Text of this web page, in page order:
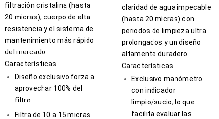
filtración cristalina (hasta
20 micras), cuerpo de alta
resistencia y el sistema de
mantenimiento más rápido
del mercado.
Características
Diseño exclusivo forza a
aprovechar 100% del
filtro.
Filtra de 10 a 15 micras.
claridad de agua impecable
(hasta 20 micras) con
periodos de limpieza ultra
prolongados y un diseño
altamente duradero.
Características
Exclusivo manómetro
con indicador
limpio/sucio, lo que
facilita evaluar las